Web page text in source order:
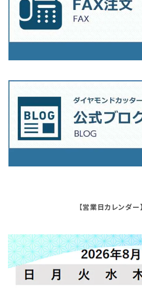
【営業日カレンダー】